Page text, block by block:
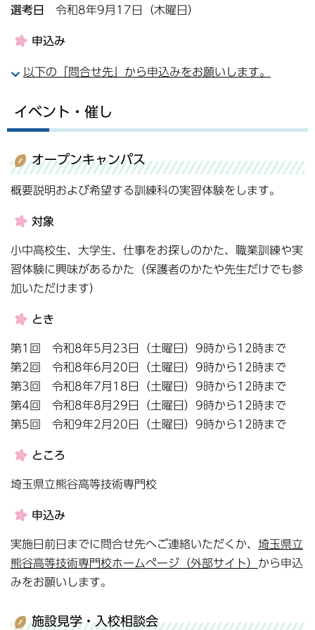
選考日 令和8年9月17日（木曜日）
申込み
以下の「問合せ先」から申込みをお願いします。
イベント・催し
オープンキャンパス
概要説明および希望する訓練科の実習体験をします。
対象
小中高校生、大学生、仕事をお探しのかた、職業訓練や実
習体験に興味があるかた（保護者のかたや先生だけでも参
加いただけます）
とき
第1回 令和8年5月23日（土曜日）9時から12時まで
第2回 令和8年6月20日（土曜日）9時から12時まで
第3回 令和8年7月18日（土曜日）9時から12時まで
第4回 令和8年8月29日（土曜日）9時から12時まで
第5回 令和9年2月20日（土曜日）9時から12時まで
ところ
埼玉県立熊谷高等技術専門校
申込み
実施日前日までに問合せ先へご連絡いただくか、 埼玉県立
熊谷高等技術専門校ホームページ（外部サイト） から申込
みをお願いします。
施設見学・入校相談会